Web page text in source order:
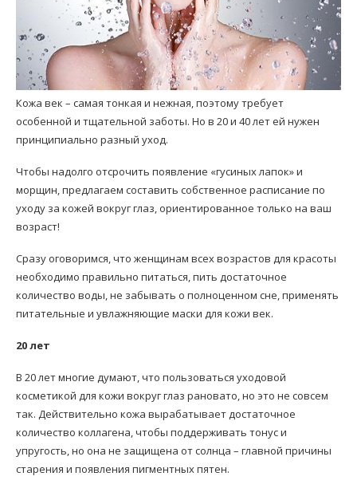
Кожа век – самая тонкая и нежная, поэтому требует
особенной и тщательной заботы. Но в 20 и 40 лет ей нужен
принципиально разный уход.
Чтобы надолго отсрочить появление «гусиных лапок» и
морщин, предлагаем составить собственное расписание по
уходу за кожей вокруг глаз, ориентированное только на ваш
возраст!
Сразу оговоримся, что женщинам всех возрастов для красоты
необходимо правильно питаться, пить достаточное
количество воды, не забывать о полноценном сне, применять
питательные и увлажняющие маски для кожи век.
20 лет
В 20 лет многие думают, что пользоваться уходовой
косметикой для кожи вокруг глаз рановато, но это не совсем
так. Действительно кожа вырабатывает достаточное
количество коллагена, чтобы поддерживать тонус и
упругость, но она не защищена от солнца – главной причины
старения и появления пигментных пятен.